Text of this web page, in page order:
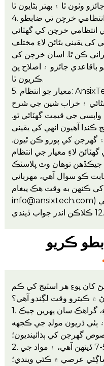
4. انتظامي خرچن تي ضابطو: AnsixTech بهتر انتظام ۽
خرچن کي گھٽائي
کي يقيني بڻائڻ لاءِ مختلف
ڪن ٿا. اسان خرچن کي
باقاعدي جائزو ۽ اصلاح پڻ
ڪريون ٿا.
5. معيار جو انتظام: AnsixTech معيار جي انتظام تي ڌيان ڏئي
بڻائي ۽ خراب شين جي شرح
جي قيمت گھٽائي ٿو.
آهيون انهي کي يقيني
۽ گهرجن کي پورو ڪن ٿيون.
لاءِ معيار جي انتظام
جيڪڏهن توهان وٽ پلاسٽڪ
ڪو سوال آهي، مهرباني
به وقت هڪ پيغام (اي ميل:
info@ansixtech.com) موڪليو ۽ اسان جي ٽيم توهان کي
12 ڪلاڪن اندر جواب ڏيندي.
ڪريو
کان پوءِ هر اسٽيج کي ڪم
۾ ڪيترو وقت لڳندو آهي؟
1. معاهدي تي دستخط ڪرڻ کان پوءِ، گراهڪ سان پهرين چيڪ
هوندا، ۽ ٻئي ڌريون مولڊ جي ڪجهه
گهرجن کي ٻڌائينديون؛
2. مولڊ ڊيزائن جو وقت لڳ ڀڳ 5-7 ڏينهن آهي، ۽ مواد جي
عرصي ۾ ڪئي ويندي؛